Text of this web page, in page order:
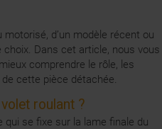
motorisé, d’un modèle récent ou
Dans cet article, nous vous
comprendre le rôle, les
cette pièce détachée.
roulant ?
qui se fixe sur la lame finale du